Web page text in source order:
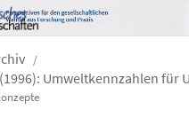
/
(1996): Umweltkennzahlen für